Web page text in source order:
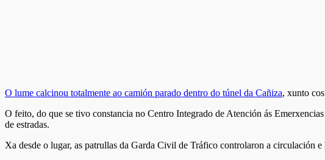
O lume calcinou totalmente ao camión parado dentro do túnel da Cañiza, xunto
O feito, do que se tivo constancia no Centro Integrado de Atención ás
de estradas.
Xa desde o lugar, as patrullas da Garda Civil de Tráfico controlaron a circulación